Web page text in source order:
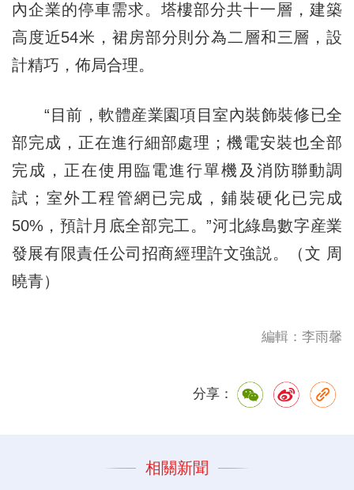
內企業的停車需求。塔樓部分共十一層，建築
高度近54米，裙房部分則分為二層和三層，設
計精巧，佈局合理。
“目前，軟體産業園項目室內裝飾裝修已全
部完成，正在進行細部處理；機電安裝也全部
完成，正在使用臨電進行單機及消防聯動調
試；室外工程管網已完成，鋪裝硬化已完成
50%，預計月底全部完工。”河北綠島數字産業
發展有限責任公司招商經理許文強説。（文 周
曉青）
編輯：李雨馨
分享：
相關新聞